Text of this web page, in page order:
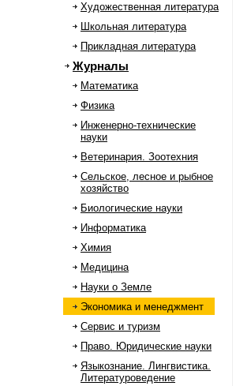
Художественная литература
Школьная литература
Прикладная литература
Журналы
Математика
Физика
Инженерно-технические
науки
Ветеринария. Зоотехния
Сельское, лесное и рыбное
хозяйство
Биологические науки
Информатика
Химия
Медицина
Науки о Земле
Экономика и менеджмент
Сервис и туризм
Право. Юридические науки
Языкознание. Лингвистика.
Литературоведение